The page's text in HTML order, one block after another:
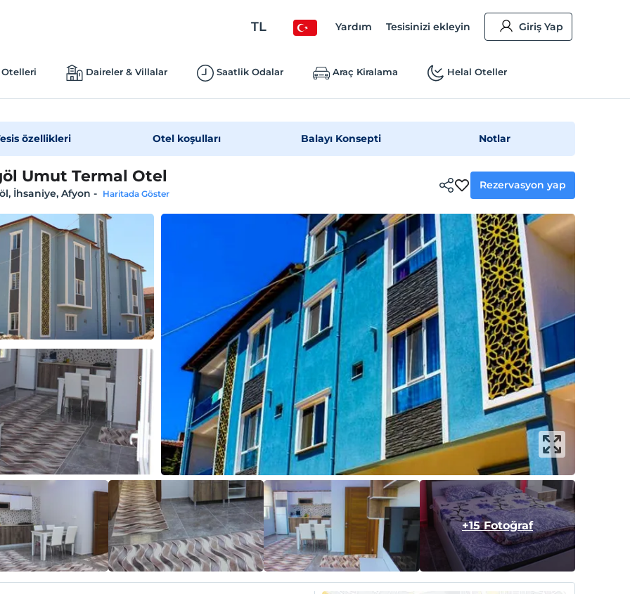
TL Yardım Tesisinizi ekleyin Giriş Yap
Daireler & Villalar Saatlik Odalar Araç Kiralama Helal Oteller
özellikleri Otel koşulları Balayı Konsepti Notlar
Umut Termal Otel
İhsaniye, Afyon - Haritada Göster
Rezervasyon yap
+15 Fotoğraf